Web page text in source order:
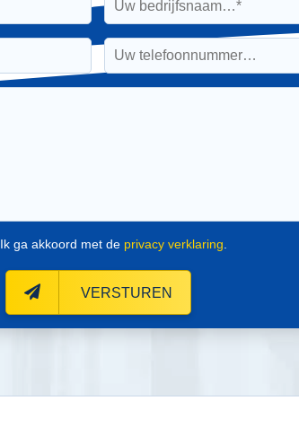
Ik ga akkoord met de privacy verklaring
VERSTUREN